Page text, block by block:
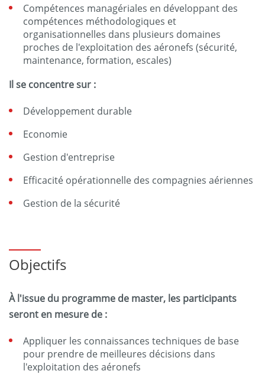
Compétences managériales en développant des
compétences méthodologiques et
organisationnelles dans plusieurs domaines
proches de l'exploitation des aéronefs (sécurité,
maintenance, formation, escales)
Il se concentre sur :
Développement durable
Economie
Gestion d'entreprise
Efficacité opérationnelle des compagnies aériennes
Gestion de la sécurité
Objectifs
À l'issue du programme de master, les participants
seront en mesure de :
Appliquer les connaissances techniques de base
pour prendre de meilleures décisions dans
l'exploitation des aéronefs